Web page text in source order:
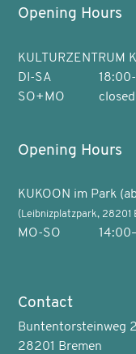
Opening Hours
KULTURZENTRUM
DI-SA
SO+MO
closed
Opening Hours
KUKOON im Park
(Leibnizplatzpark, 28201
MO-SO
Contact
Buntentorsteinweg
28201 Bremen